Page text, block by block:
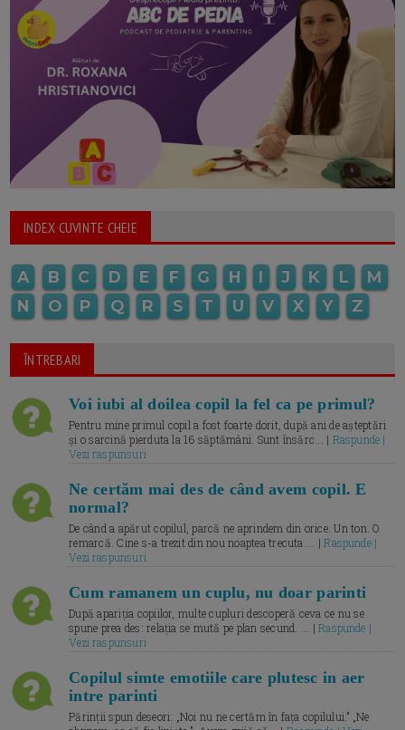
INDEX CUVINTE CHEIE
A B C D E F G H I J K L
M
N
O P Q R S T U V X Y Z
ÎNTREBARI
Voi iubi al doilea copil la fel ca pe primul?
Pentru mine primul copil a fost foarte dorit, după ani de așteptări
și o sarcină pierduta la 16 săptămâni. Sunt însărc... | Raspunde |
Vezi raspunsuri
Ne certăm mai des de când avem copil. E
normal?
De când a apărut copilul, parcă ne aprindem din orice. Un ton. O
remarcă. Cine s-a trezit din nou noaptea trecuta.... |Raspunde |
Vezi raspunsuri
Cum ramanem un cuplu, nu doar parinti
După apariția copiilor, multe cupluri descoperă ceva ce nu se
spune prea des: relația se mută pe plan secund. ... |Raspunde |
Vezi raspunsuri
Copilul simte emotiile care plutesc in aer
intre parinti
Părinții spun deseori: „Noi nu ne certăm în fața copilului.” „Ne